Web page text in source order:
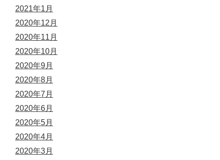
2021年1月
2020年12月
2020年11月
2020年10月
2020年9月
2020年8月
2020年7月
2020年6月
2020年5月
2020年4月
2020年3月